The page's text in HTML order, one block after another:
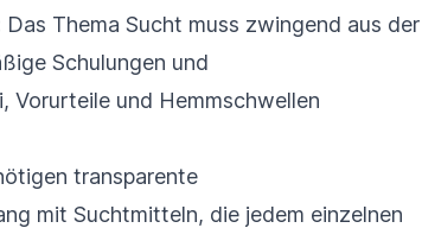
Das Thema Sucht muss zwingend aus der
Schulungen und
Vorurteile und Hemmschwellen
transparente
mit Suchtmitteln, die jedem einzelnen